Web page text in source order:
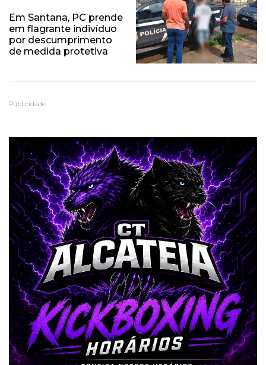
Em Santana, PC prende
em flagrante indivíduo
por descumprimento
de medida protetiva
Publicidade